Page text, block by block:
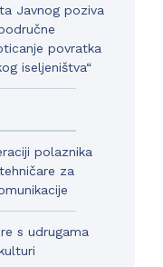
Javnog poziva
povratka
iseljeništva“
polaznika
za
s udrugama